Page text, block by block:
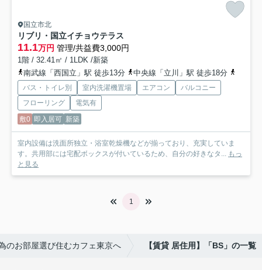
国立市北
リブリ・国立イチョウテラス
11.1万円 管理/共益費3,000円
1階 / 32.41㎡ / 1LDK /新築
南武線「西国立」駅 徒歩13分
中央線「立川」駅 徒歩18分
バス・トイレ別 室内洗濯機置場 エアコン
バルコニー
フローリング
電気有
敷0 即入居可 新築
室内設備は洗面所独立・浴室乾燥機などが揃っており、充実していま
す。共用部には宅配ボックスが付いているため、自分の好きなタ... もっ
と見る
1
のお部屋選び住むカフェ東京へ 【賃貸 居住用】「BS」の一覧